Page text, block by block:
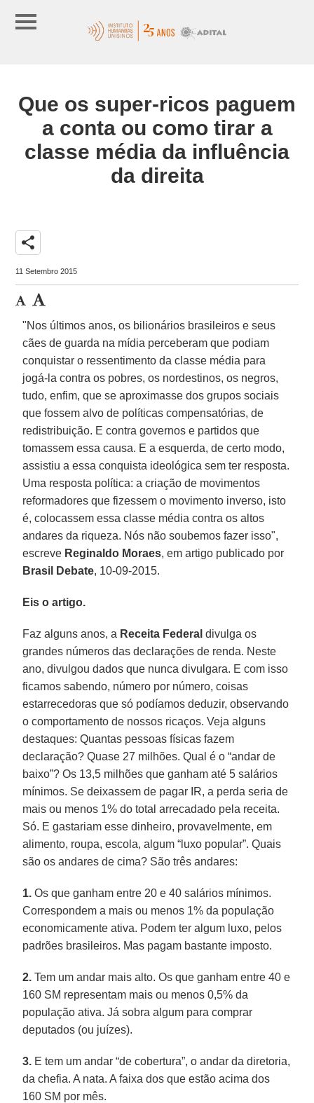
Que os super-ricos paguem
a conta ou como tirar a
classe média da influência
da direita
share
11 Setembro 2015
"Nos últimos anos, os bilionários brasileiros e seus
cães de guarda na mídia perceberam que podiam
conquistar o ressentimento da classe média para
jogá-la contra os pobres, os nordestinos, os negros,
tudo, enfim, que se aproximasse dos grupos sociais
que fossem alvo de políticas compensatórias, de
redistribuição. E contra governos e partidos que
tomassem essa causa. E a esquerda, de certo modo,
assistiu a essa conquista ideológica sem ter resposta.
Uma resposta política: a criação de movimentos
reformadores que fizessem o movimento inverso, isto
é, colocassem essa classe média contra os altos
andares da riqueza. Nós não soubemos fazer isso",
escreve Reginaldo Moraes, em artigo publicado por
Brasil Debate, 10-09-2015.
Eis o artigo.
Faz alguns anos, a Receita Federal divulga os
grandes números das declarações de renda. Neste
ano, divulgou dados que nunca divulgara. E com isso
ficamos sabendo, número por número, coisas
estarrecedoras que só podíamos deduzir, observando
o comportamento de nossos ricaços. Veja alguns
destaques: Quantas pessoas físicas fazem
declaração? Quase 27 milhões. Qual é o “andar de
baixo”? Os 13,5 milhões que ganham até 5 salários
mínimos. Se deixassem de pagar IR, a perda seria de
mais ou menos 1% do total arrecadado pela receita.
Só. E gastariam esse dinheiro, provavelmente, em
alimento, roupa, escola, algum “luxo popular”. Quais
são os andares de cima? São três andares:
1. Os que ganham entre 20 e 40 salários mínimos.
Correspondem a mais ou menos 1% da população
economicamente ativa. Podem ter algum luxo, pelos
padrões brasileiros. Mas pagam bastante imposto.
2. Tem um andar mais alto. Os que ganham entre 40 e
160 SM representam mais ou menos 0,5% da
população ativa. Já sobra algum para comprar
deputados (ou juízes).
3. E tem um andar “de cobertura”, o andar da diretoria,
da chefia. A nata. A faixa dos que estão acima dos
160 SM por mês.